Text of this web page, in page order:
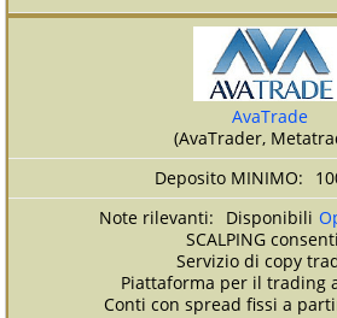
AvaTrade
(AvaTrader,
Disponibili
SCALPING
Servizio di copy
Piattaforma per il trading
Conti con spread fissi a